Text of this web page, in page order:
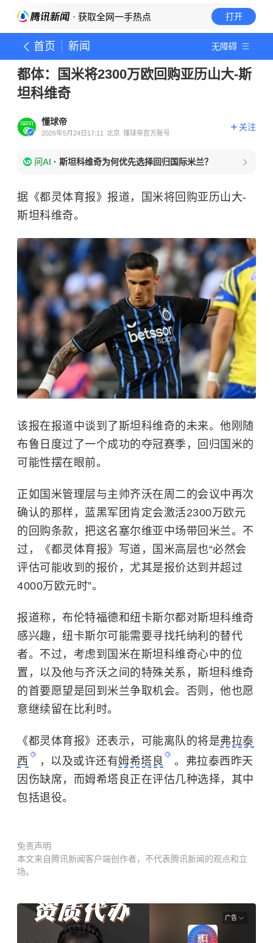
· 获取全网一手热点 打开
首页 新闻 无障碍
都体：国米将2300万欧回购亚历山大-斯
坦科维奇
懂球帝
2026年5月24日17:11 北京 懂球帝官方账号
关注
问AI · 斯坦科维奇为何优先选择回归国际米兰？
据《都灵体育报》报道，国米将回购亚历山大-
斯坦科维奇。
该报在报道中谈到了斯坦科维奇的未来。他刚随
布鲁日度过了一个成功的夺冠赛季，回归国米的
可能性摆在眼前。
正如国米管理层与主帅齐沃在周二的会议中再次
确认的那样，蓝黑军团肯定会激活2300万欧元
的回购条款，把这名 塞尔维亚中场带回米兰。不
过，《都灵体育报》写道，国米高层也“必然会
评估可能收到的报价，尤其是报价达到并超过
4000万欧元时”。
报道称，布伦特福德和纽卡斯尔都对斯坦科维奇
感兴趣，纽卡斯尔可能需要寻找托纳利的替代
者。不过，考虑到国米在斯坦科维奇心中的位
置，以及他与齐沃之间的特殊关系，斯坦科维奇
的首要愿望是回到米兰争取机会。否则，他也愿
意继续留在 比利时。
《都灵体育报》还表示，可能离队的将是弗拉泰
西
，以及或许还有姆希塔良
。弗拉泰西昨天
因伤缺席，而姆希塔良正在评估几种选择，其中
包括退役。
免责声明
本文来自腾讯新闻客户端创作者，不代表腾讯新闻的观点和立
场。
广告